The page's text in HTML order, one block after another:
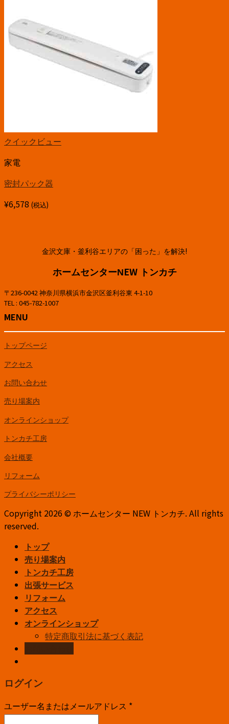
クイックビュー
家電
密封パック器
¥6,578 (税込)
金沢文庫・釜利谷エリアの「困った」を解決!
ホームセンターNEW トンカチ
〒236-0042 神奈川県横浜市金沢区釜利谷東 4-1-10
TEL : 045-782-1007
MENU
トップページ
アクセス
お問い合わせ
売り場案内
オンラインショップ
トンカチ工房
会社概要
リフォーム
プライバシーポリシー
Copyright 2026 © ホームセンター NEW トンカチ. All rights
reserved.
トップ
売り場案内
トンカチ工房
出張サービス
リフォーム
アクセス
オンラインショップ
特定商取引法に基づく表記
ログイン
ユーザー名またはメールアドレス *